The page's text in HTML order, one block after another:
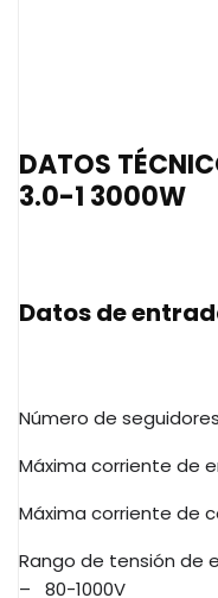
DATOS
3.0-1 3000W
Datos de
Número de seguidores
Máxima corriente de
Máxima corriente de
Rango de tensión de
–
80-1000V